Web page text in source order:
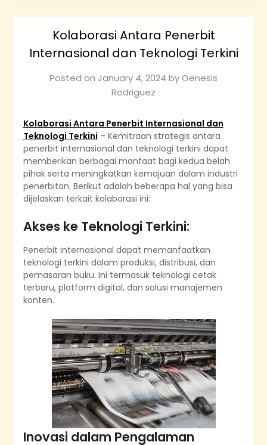
Kolaborasi Antara Penerbit
Internasional dan Teknologi Terkini
Posted on January 4, 2024 byGenesis
Rodriguez
Kolaborasi Antara Penerbit Internasional dan
Teknologi Terkini – Kemitraan strategis antara
penerbit internasional dan teknologi terkini dapat
memberikan berbagai manfaat bagi kedua belah
pihak serta meningkatkan kemajuan dalam industri
penerbitan. Berikut adalah beberapa hal yang bisa
dijelaskan terkait kolaborasi ini:
Akses ke Teknologi Terkini:
Penerbit internasional dapat memanfaatkan
teknologi terkini dalam produksi, distribusi, dan
pemasaran buku. Ini termasuk teknologi cetak
terbaru, platform digital, dan solusi manajemen
konten.
Inovasi dalam Pengalaman